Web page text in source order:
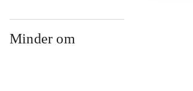
Minder om